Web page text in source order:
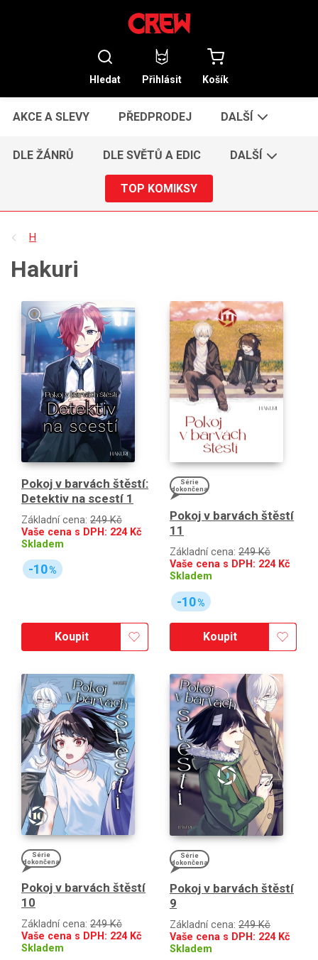
Hledat Přihlásit Košík
AKCE A SLEVY PŘEDPRODEJ DALŠÍ
DLE ŽÁNRŮ DLE SVĚTŮ A EDIC DALŠÍ
TOP KOMIKSY
H
Hakuri
Pokoj v barvách štěstí:
Detektiv na scestí 1
Základní cena: 249 Kč
Vaše cena s DPH: 224Kč
Skladem
-10%
Koupit
Série
dokončena
Pokoj v barvách štěstí
11
Základní cena: 249 Kč
Vaše cena s DPH: 224Kč
Skladem
-10%
Koupit
Série
dokončena
Pokoj v barvách štěstí
10
Základní cena: 249 Kč
Vaše cena s DPH: 224Kč
Skladem
Série
dokončena
Pokoj v barvách štěstí
9
Základní cena: 249 Kč
Vaše cena s DPH: 224Kč
Skladem